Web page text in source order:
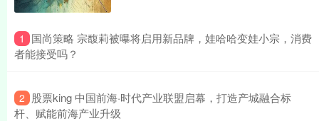
1
​国尚策略 宗馥莉被曝将启用新品牌，娃哈哈变娃小宗，消费
者能接受吗？
2 ​股票king 中国前海·时代产业联盟启幕，打造产城融合标
杆、赋能前海产业升级